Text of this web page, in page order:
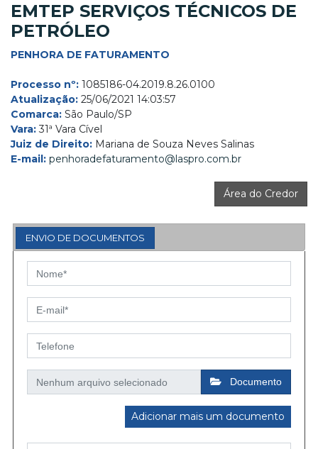
EMTEP SERVIÇOS TÉCNICOS DE
PETRÓLEO
PENHORA DE FATURAMENTO
Processo nº: 1085186-04.2019.8.26.0100
Atualização: 25/06/2021 14:03:57
Comarca: São Paulo/SP
Vara:31ª Vara Cível
Juiz de Direito: Mariana de Souza Neves Salinas
E-mail: penhoradefaturamento@laspro.com.br
Área do Credor
ENVIO DE DOCUMENTOS
Documento
Adicionar mais um documento